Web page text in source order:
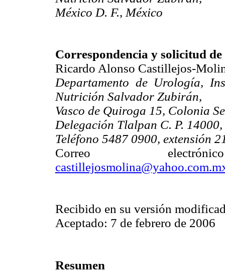
México D. F., México
Correspondencia y solicitud
Ricardo Alonso Castillejos-
Departamento de Urología,
Nutrición Salvador Zubirán,
Vasco de Quiroga 15, Colonia
Delegación Tlalpan C. P.
Teléfono 5487 0900, extensión
Correo
Recibido en su versión
Aceptado: 7 de febrero de 2006
Resumen